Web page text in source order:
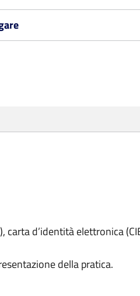
d’identità elettronica
della pratica.